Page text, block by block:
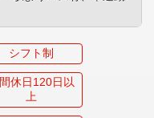
シフト制
休日120日以
上